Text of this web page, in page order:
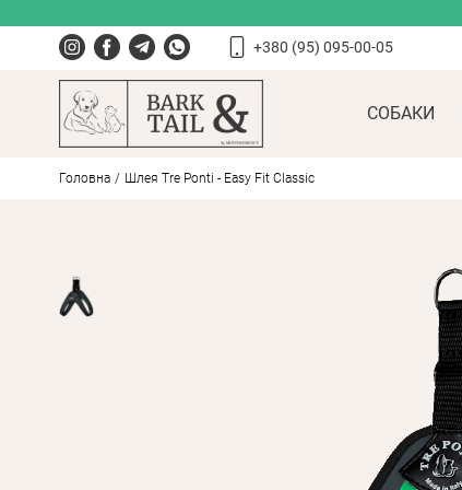
+380 (95) 095-00-05
СОБАКИ
Головна Шлея Tre Ponti - Easy Fit Classic